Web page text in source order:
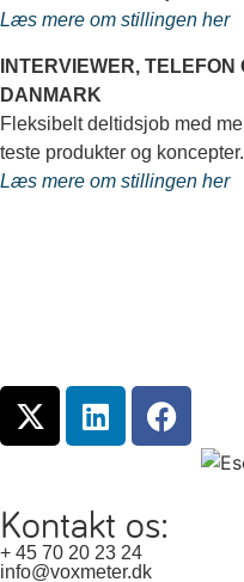
Læs mere om stillingen her
INTERVIEWER,
DANMARK
Fleksibelt deltidsjob med
teste produkter og koncepter.
Læs mere om stillingen her
Kontakt os:
+ 45 70 20 23 24
info@voxmeter.dk